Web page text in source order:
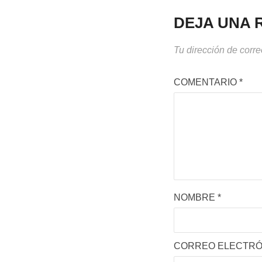
DEJA UNA
Tu dirección de
COMENTARIO *
NOMBRE *
CORREO